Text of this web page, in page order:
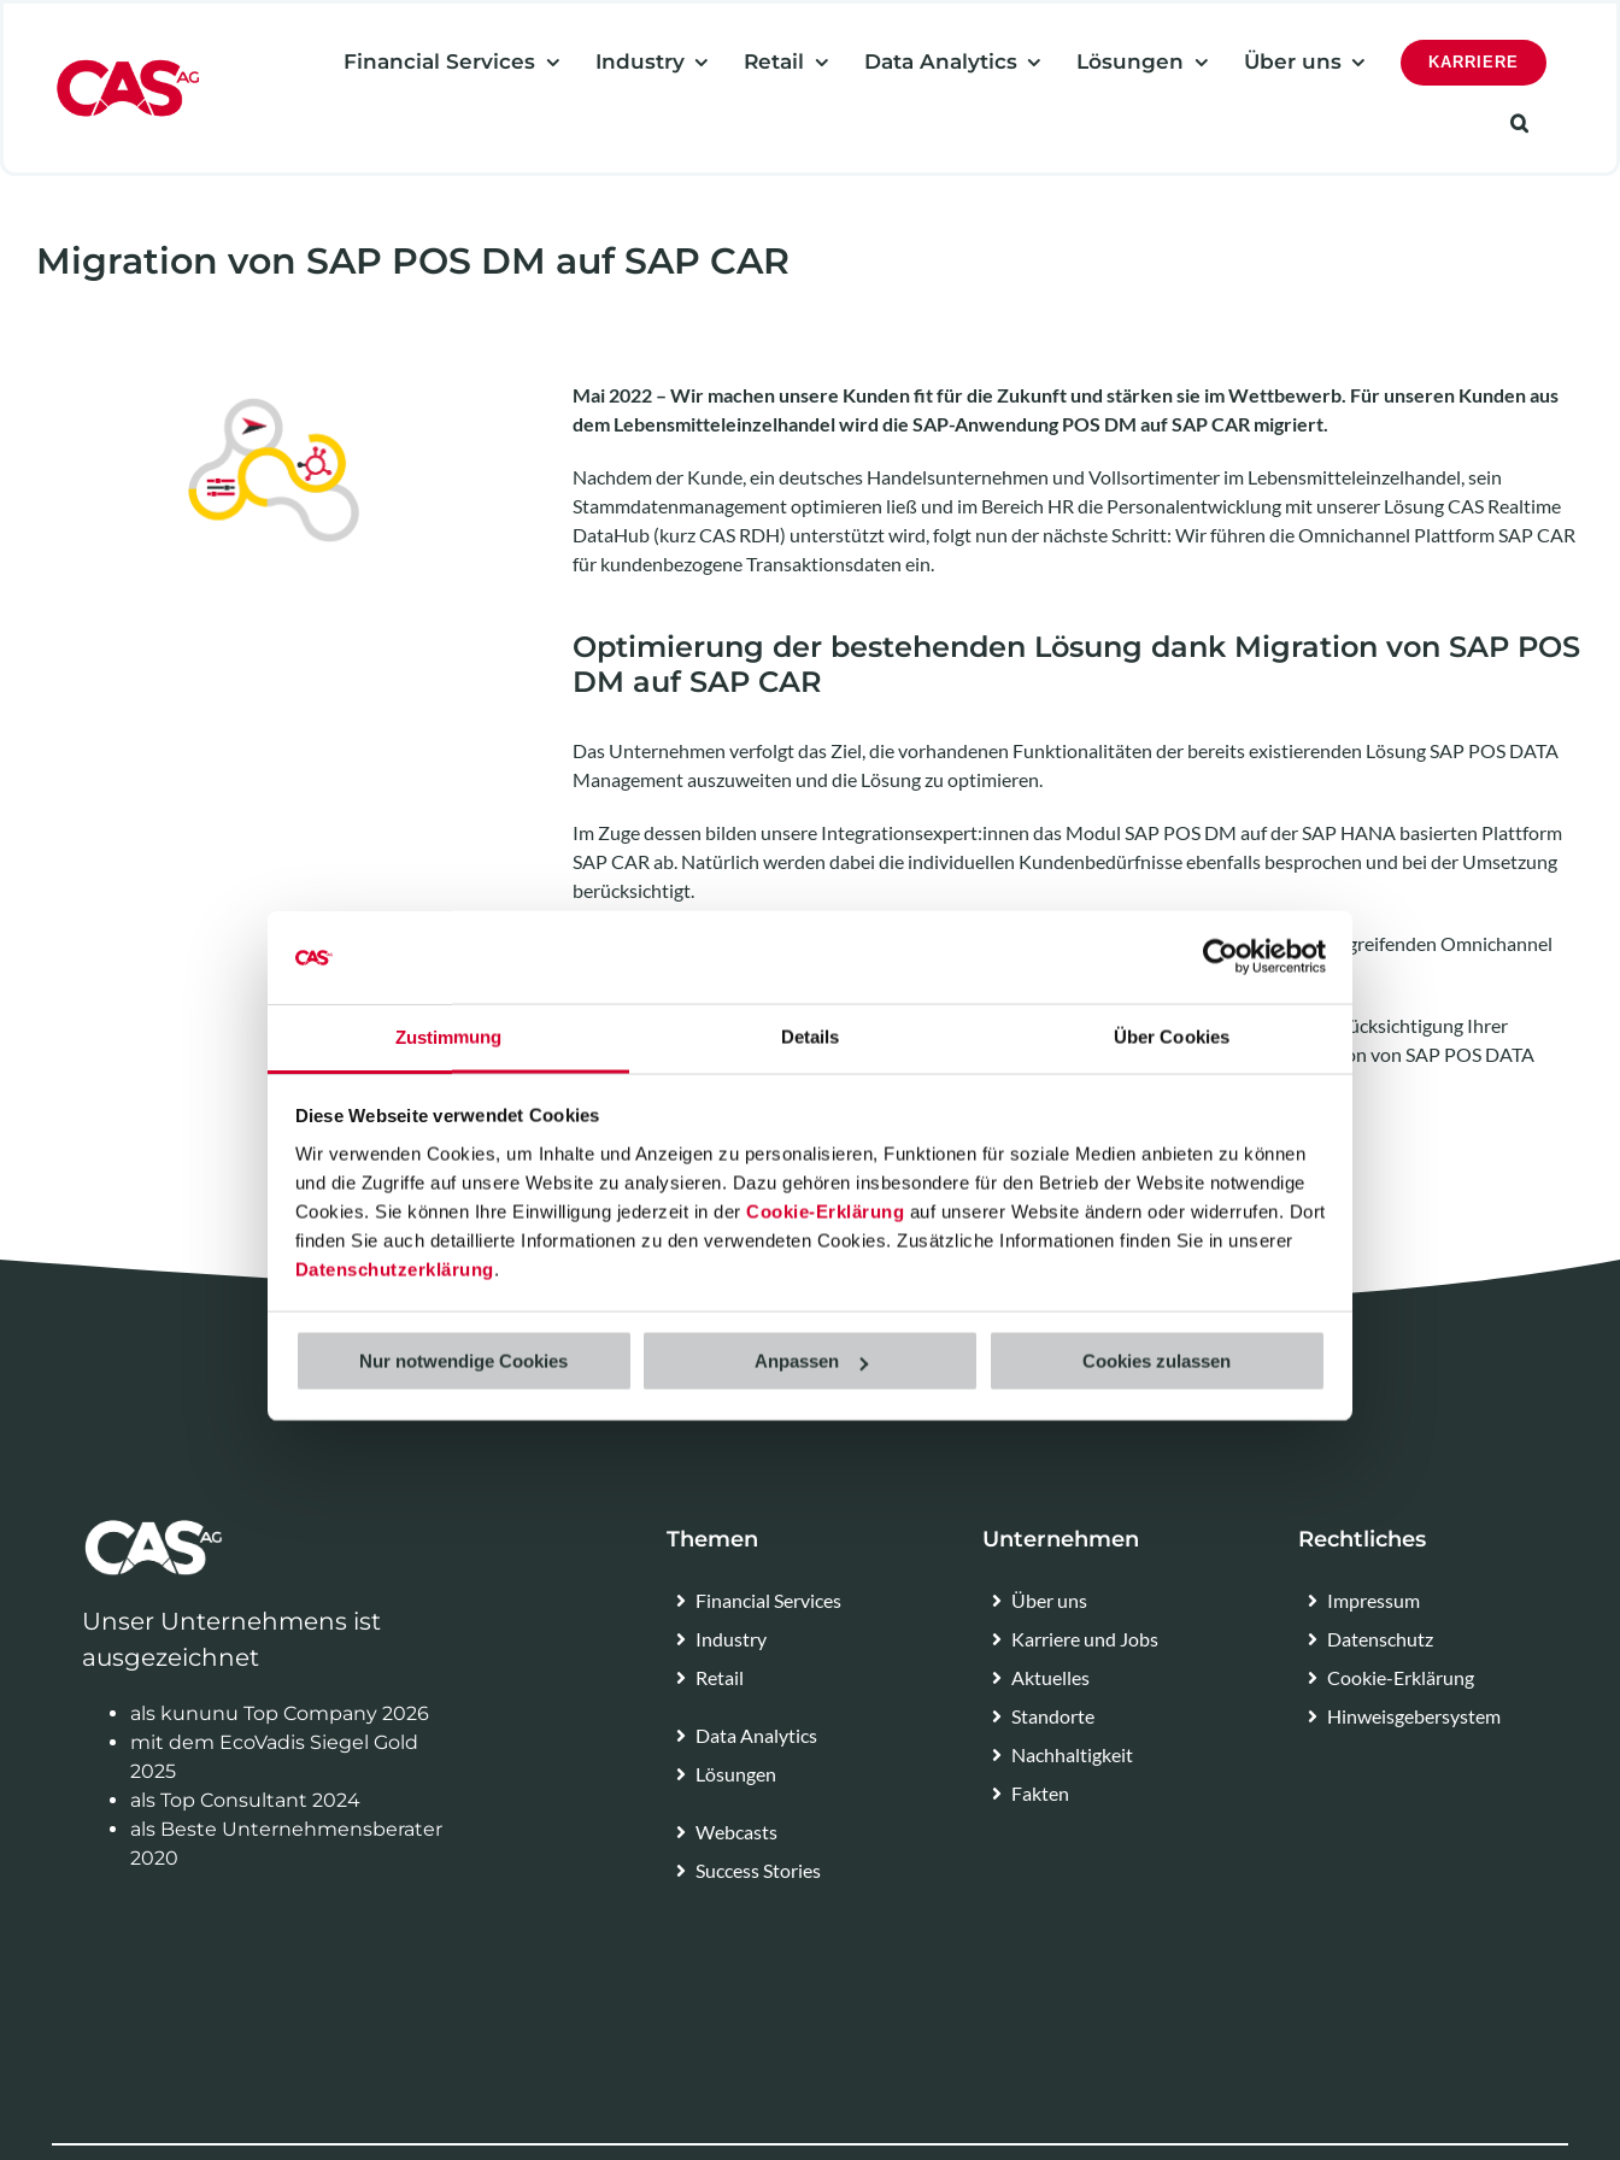
Zustimmung Details Über Cookies
Diese Webseite verwendet Cookies
Wir verwenden Cookies, um Inhalte und Anzeigen zu personalisieren, Funktionen für soziale Medien anbieten zu können
und die Zugriffe auf unsere Website zu analysieren. Dazu gehören insbesondere für den Betrieb der Website notwendige
Cookies. Sie können Ihre Einwilligung jederzeit in der Cookie-Erklärung auf unserer Website ändern oder widerrufen. Dort
finden Sie auch detaillierte Informationen zu den verwendeten Cookies. Zusätzliche Informationen finden Sie in unserer
Datenschutzerklärung.
Nur notwendige Cookies Anpassen Cookies zulassen
springen
Financial Services Industry Retail Data Analytics Lösungen Über uns KARRIERE
Migration von SAP POS DM auf SAP CAR
Mai 2022 – Wir machen unsere Kunden fit für die Zukunft und stärken sie im Wettbewerb. Für unseren Kunden aus
dem Lebensmitteleinzelhandel wird die SAP-Anwendung POS DM auf SAP CAR migriert.
Nachdem der Kunde, ein deutsches Handelsunternehmen und Vollsortimenter im Lebensmitteleinzelhandel, sein
Stammdatenmanagement optimieren ließ und im Bereich HR die Personalentwicklung mit unserer Lösung CAS Realtime
DataHub (kurz CAS RDH) unterstützt wird, folgt nun der nächste Schritt: Wir führen die Omnichannel Plattform SAP CAR
für kundenbezogene Transaktionsdaten ein.
Optimierung der bestehenden Lösung dank Migration von SAP POS
DM auf SAP CAR
Das Unternehmen verfolgt das Ziel, die vorhandenen Funktionalitäten der bereits existierenden Lösung SAP POS DATA
Management auszuweiten und die Lösung zu optimieren.
Im Zuge dessen bilden unsere Integrationsexpert:innen das Modul SAP POS DM auf der SAP HANA basierten Plattform
SAP CAR ab. Natürlich werden dabei die individuellen Kundenbedürfnisse ebenfalls besprochen und bei der Umsetzung
berücksichtigt.
So wird dem deutschen Handelsunternehmen die Nutzung einer zentralisierten und kanalübergreifenden Omnichannel
Haben Sie Ihrerseits Interesse Ihr Geschäft zu optimieren? Wir unterstützen Sie gern unter Berücksichtigung Ihrer
, wie zum Beispiel im Bereich der Migration von SAP POS DATA
Management aufSAP CAR!
Unser Unternehmens ist
ausgezeichnet
als kununu Top Company 2026
mit dem EcoVadis Siegel Gold
2025
als Top Consultant 2024
als Beste Unternehmensberater
2020
Themen
Financial Services
Industry
Retail
Data Analytics
Lösungen
Webcasts
Success Stories
Unternehmen
Über uns
Karriere und Jobs
Aktuelles
Standorte
Nachhaltigkeit
Fakten
Rechtliches
Impressum
Datenschutz
Cookie-Erklärung
Hinweisgebersystem